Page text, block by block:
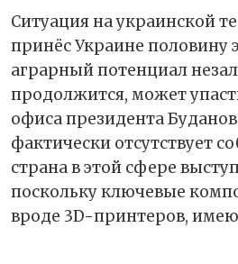
Ситуация на украинской
принёс Украине половину
аграрный потенциал
продолжится, может
офиса президента
фактически отсутствует
страна в этой сфере
поскольку ключевые
вроде 3D-принтеров,